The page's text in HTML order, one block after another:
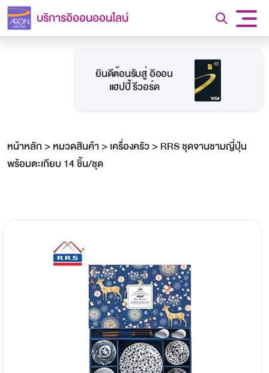
บริการอิออนออนไลน์
ยินดีต้อนรับสู่ อิออน
แฮปปี้ รีวอร์ด
หน้าหลัก >หมวดสินค้า>เครื่องครัว>RRS ชุดจานชามญี่ปุ่น
พร้อมตะเกียบ 14 ชิ้น/ชุด